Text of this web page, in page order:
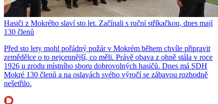
Hasiči z Mokrého slaví sto let. Začínali s ruční stříkačkou, dnes mají
130 členů
Před sto lety mohl pořádný požár v Mokrém během chvíle připravit
zemědělce o to nejcennější, co měli. Právě obava z ohně stála v roce
1926 u zrodu místního sboru dobrovolných hasičů. Dnes má SDH
Mokré 130 členů a na oslavách svého výročí se zábavou rozhodně
nešetřilo.